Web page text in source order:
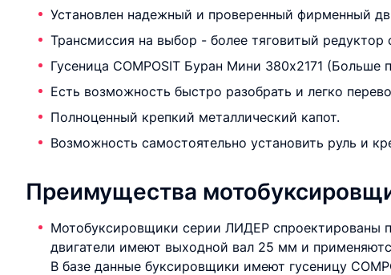
Установлен надежный и проверенный фирменный
Трансмиссия на выбор - более тяговитый
Гусеница COMPOSIT Буран Мини 380х2171
Есть возможность быстро разобрать и легко
Полноценный крепкий металлический капот.
Возможность самостоятельно установить руль и
Преимущества
Мотобуксировщики серии ЛИДЕР спроектированы
двигатели имеют выходной вал 25 мм и
В базе данные буксировщики имеют гусеницу